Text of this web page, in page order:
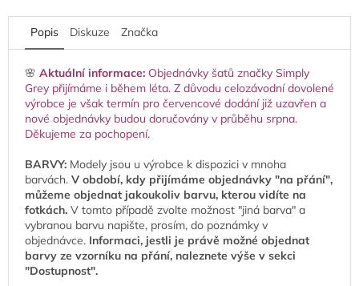
Popis Diskuze Značka
🌸 Aktuální informace: Objednávky šatů značky Simply
Grey přijímáme i během léta. Z důvodu celozávodní dovolené
výrobce je však termín pro červencové dodání již uzavřen a
nové objednávky budou doručovány v průběhu srpna.
Děkujeme za pochopení.
BARVY: Modely jsou u výrobce k dispozici v mnoha
barvách. V období, kdy přijímáme objednávky "na přání",
můžeme objednat jakoukoliv barvu, kterou vidíte na
fotkách. V tomto případě zvolte možnost "jiná barva" a
vybranou barvu napište, prosím, do poznámky v
objednávce. Informaci, jestli je právě možné objednat
barvy ze vzorníku na přání, naleznete výše v sekci
"Dostupnost".